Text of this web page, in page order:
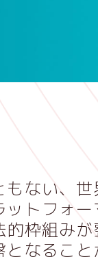
ない、
トフォ
枠組み
なるこ